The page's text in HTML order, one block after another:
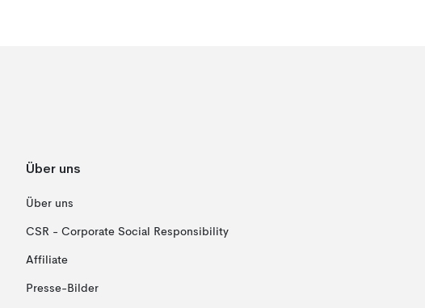
Über uns
Über uns
CSR - Corporate Social Responsibility
Affiliate
Presse-Bilder